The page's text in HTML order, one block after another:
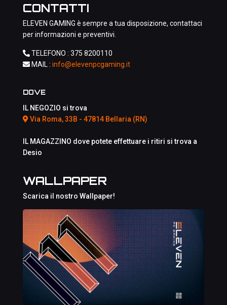
CONTATTI
ELEVEN GAMING è sempre a tua disposizione, contattaci
per informazioni e preventivi.
TELEFONO : 375 8200110
MAIL : info@elevenpcgaming.it
DOVE
IL NEGOZIO si trova
Via Roma, 33B - 47814 Bellaria (RN)
IL MAGAZZINO dove potete effettuare i ritiri si trova a
Desio
WALLPAPER
Scarica il nostro Wallpaper!